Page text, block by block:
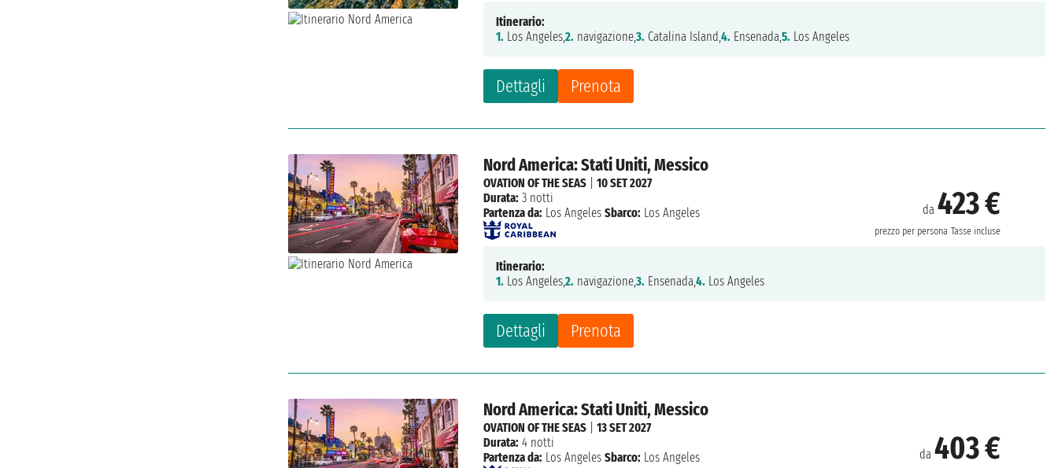
Dettagli Prenota
Itinerario:
1. Los Angeles,2. navigazione,3. Catalina Island,4. Ensenada,5. Los Angeles
Nord America: Stati Uniti, Messico
da423 €
prezzo per persona Tasse incluse
Dettagli Prenota
OVATION OF THE SEAS |10 SET 2027
Durata: 3 notti
Partenza da: Los Angeles Sbarco: Los Angeles
Itinerario:
1. Los Angeles,2. navigazione,3. Ensenada,4. Los Angeles
Nord America: Stati Uniti, Messico
da403 €
OVATION OF THE SEAS |13 SET 2027
Durata: 4 notti
Partenza da: Los Angeles Sbarco: Los Angeles